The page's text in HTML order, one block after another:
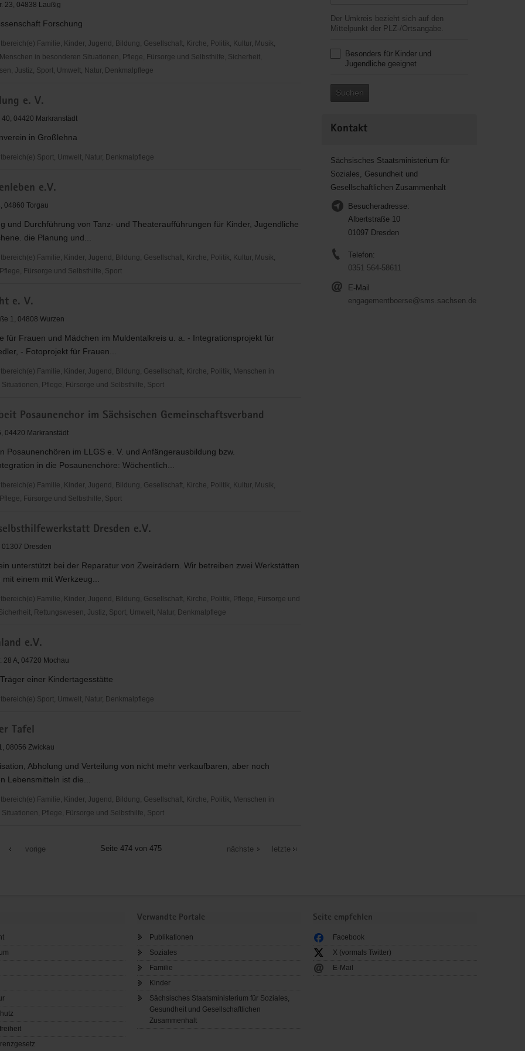
23, 04838 Laußig
Forschung
Familie, Kinder, Jugend, Bildung, Gesellschaft, Kirche, Politik, Kultur, Musik,
in besonderen Situationen, Pflege, Fürsorge und Selbsthilfe, Sicherheit,
Justiz, Sport, Umwelt, Natur, Denkmalpflege
e. V.
04420 Markranstädt
in Großlehna
Sport, Umwelt, Natur, Denkmalpflege
e.V.
04860 Torgau
und Durchführung von Tanz- und Theateraufführungen für Kinder, Jugendliche
die Planung und...
Familie, Kinder, Jugend, Bildung, Gesellschaft, Kirche, Politik, Kultur, Musik,
Fürsorge und Selbsthilfe, Sport
e. V.
1, 04808 Wurzen
für Frauen und Mädchen im Muldentalkreis u. a. - Integrationsprojekt für
- Fotoprojekt für Frauen...
Familie, Kinder, Jugend, Bildung, Gesellschaft, Kirche, Politik, Menschen in
Situationen, Pflege, Fürsorge und Selbsthilfe, Sport
Posaunenchor im Sächsischen Gemeinschaftsverband
04420 Markranstädt
Posaunenchören im LLGS e. V. und Anfängerausbildung bzw.
in die Posaunenchöre: Wöchentlich...
Familie, Kinder, Jugend, Bildung, Gesellschaft, Kirche, Politik, Kultur, Musik,
Fürsorge und Selbsthilfe, Sport
Dresden e.V.
01307 Dresden
unterstützt bei der Reparatur von Zweirädern. Wir betreiben zwei Werkstätten
einem mit Werkzeug...
Familie, Kinder, Jugend, Bildung, Gesellschaft, Kirche, Politik, Pflege, Fürsorge und
Rettungswesen, Justiz, Sport, Umwelt, Natur, Denkmalpflege
e.V.
28 A, 04720 Mochau
einer Kindertagesstätte
Sport, Umwelt, Natur, Denkmalpflege
Tafel
08056 Zwickau
Abholung und Verteilung von nicht mehr verkaufbaren, aber noch
Lebensmitteln ist die...
Familie, Kinder, Jugend, Bildung, Gesellschaft, Kirche, Politik, Menschen in
Situationen, Pflege, Fürsorge und Selbsthilfe, Sport
vorige Seite 474 von 475 nächste letzte
Der Umkreis bezieht sich auf den
Mittelpunkt der PLZ-/Ortsangabe.
Besonders für Kinder und
Jugendliche geeignet
Suchen
Kontakt
Sächsisches Staatsministerium für
Soziales, Gesundheit und
Gesellschaftlichen Zusammenhalt
Besucheradresse:
Albertstraße 10
01097 Dresden
Telefon:
0351 564-58611
E-Mail
engagementboerse@sms.sachsen.de
Verwandte Portale
Publikationen
Soziales
Familie
Kinder
Sächsisches Staatsministerium für Soziales,
Gesundheit und Gesellschaftlichen
Zusammenhalt
Seite empfehlen
Facebook
X (vormals Twitter)
E-Mail